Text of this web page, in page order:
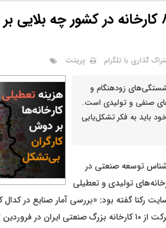
تعطیلی کامل ۶ هزار و ۸۸۵ کارخانه در کشور چه
گذاری با تلگرام پرینت
زودهنگام و
صنفی و تولیدی است.
باید به فکر تشکل‌یابی
توسعه صنعتی در
تولیدی و تعطیلی
رکنا گفته بود: «بررسی آمار صنایع در